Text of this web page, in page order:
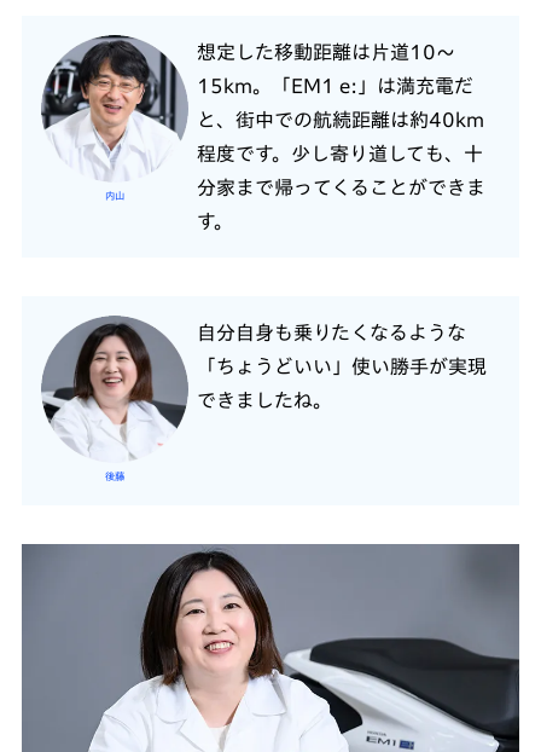
内山
想定した移動距離は片道10～
15km。「EM1 e:」は満充電だ
と、街中での航続距離は約40km
程度です。少し寄り道しても、十
分家まで帰ってくることができま
す。
後藤
自分自身も乗りたくなるような
「ちょうどいい」使い勝手が実現
できましたね。